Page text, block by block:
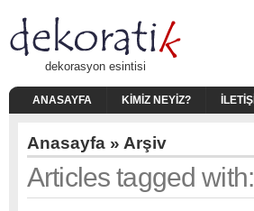
dekorasyon esintisi
ANASAYFA KIMIZ NEYIZ?
Anasayfa » Arşiv
Articles tagged